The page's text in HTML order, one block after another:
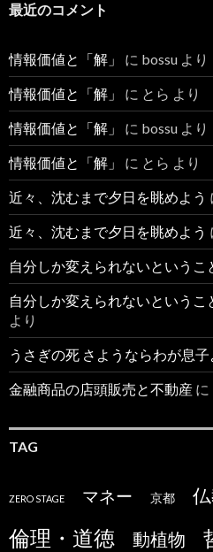
最近のコメント
情報価値と「解」 に bossu より
情報価値と「解」 に とら より
情報価値と「解」 に bossu より
情報価値と「解」 に とら より
近々、沈むまで夕日を眺めよう
近々、沈むまで夕日を眺めよう
自分しか変えられないというこ
自分しか変えられないというこ
より
うさぎの死 さようならわが息子
金融商品の店頭販売と不動産 に
TAG
ZERO STAGE マネー 京都
倫理・道徳 動植物